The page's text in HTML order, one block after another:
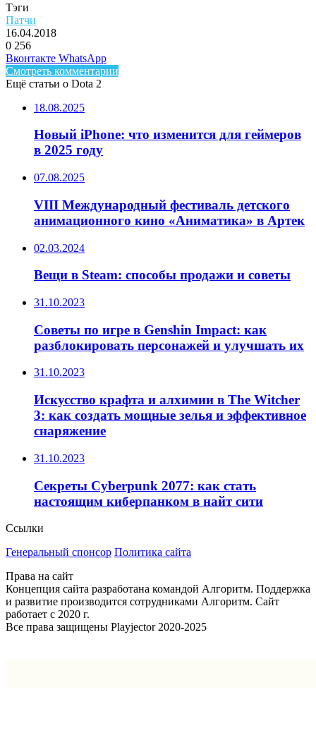
Тэги
Патчи
16.04.2018
0 256
Facebook
Twitter
LinkedIn
Вконтакте WhatsAppTelegram
Смотреть комментарии
Ещё статьи о Dota 2
18.08.2025
Новый iPhone: что изменится для геймеров
в 2025 году
07.08.2025
VIII Международный фестиваль детского
анимационного кино «Аниматика» в Артек
02.03.2024
Вещи в Steam: способы продажи и советы
31.10.2023
Советы по игре в Genshin Impact: как
разблокировать персонажей и улучшать их
31.10.2023
Искусство крафта и алхимии в The Witcher
3: как создать мощные зелья и эффективное
снаряжение
31.10.2023
Секреты Cyberpunk 2077: как стать
настоящим киберпанком в найт сити
Ссылки
Генеральный спонсор Политика сайта
Права на сайт
Концепция сайта разработана командой Алгоритм. Поддержка
и развитие производится сотрудниками Алгоритм. Сайт
работает с 2020 г.
Все права защищены Playjector 2020-2025